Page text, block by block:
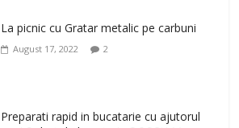
La picnic cu Gratar metalic pe carbuni
August 17, 2022 2
Preparati rapid in bucatarie cu ajutorul